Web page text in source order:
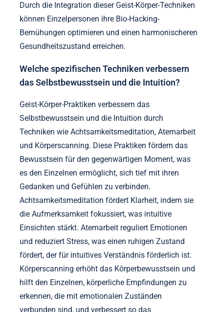
Durch die Integration dieser Geist-Körper-Techniken
können Einzelpersonen ihre Bio-Hacking-
Bemühungen optimieren und einen harmonischeren
Gesundheitszustand erreichen.
Welche spezifischen Techniken verbessern
das Selbstbewusstsein und die Intuition?
Geist-Körper-Praktiken verbessern das
Selbstbewusstsein und die Intuition durch
Techniken wie Achtsamkeitsmeditation, Atemarbeit
und Körperscanning. Diese Praktiken fördern das
Bewusstsein für den gegenwärtigen Moment, was
es den Einzelnen ermöglicht, sich tief mit ihren
Gedanken und Gefühlen zu verbinden.
Achtsamkeitsmeditation fördert Klarheit, indem sie
die Aufmerksamkeit fokussiert, was intuitive
Einsichten stärkt. Atemarbeit reguliert Emotionen
und reduziert Stress, was einen ruhigen Zustand
fördert, der für intuitives Verständnis förderlich ist.
Körperscanning erhöht das Körperbewusstsein und
hilft den Einzelnen, körperliche Empfindungen zu
erkennen, die mit emotionalen Zuständen
verbunden sind, und verbessert so das